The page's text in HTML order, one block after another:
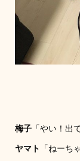
梅子「やい！出
ヤマト 「ねーち